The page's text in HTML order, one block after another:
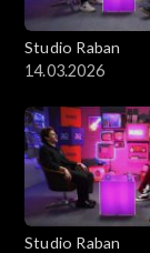
Studio Raban
14.03.2026
Studio Raban